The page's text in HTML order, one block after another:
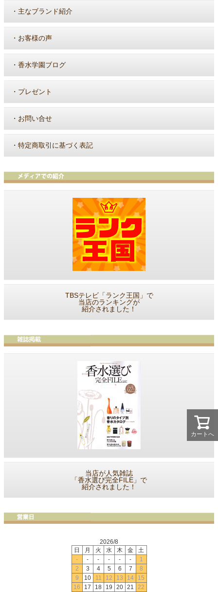
カートへ
・ 主なブランド紹介
・ お客様の声
・ 香水学園ブログ
・ プレゼント
・ お問い合せ
・ 特定商取引に基づく表記
TBSテレビ「ランク王国」で
当店のランキングが
紹介されました！
当店が人気雑誌
「香水選び完全FILE」で
紹介されました！
2026/8
日
月 火 水 木 金
土
-
- - - - -
1
2
3 4 5 6 7
8
9
10 11 12 13 14
15
16
17 18 19 20 21 22